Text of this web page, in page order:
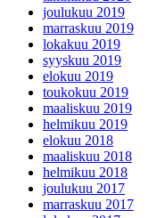
joulukuu 2019
marraskuu 2019
lokakuu 2019
syyskuu 2019
elokuu 2019
toukokuu 2019
maaliskuu 2019
helmikuu 2019
elokuu 2018
maaliskuu 2018
helmikuu 2018
joulukuu 2017
marraskuu 2017